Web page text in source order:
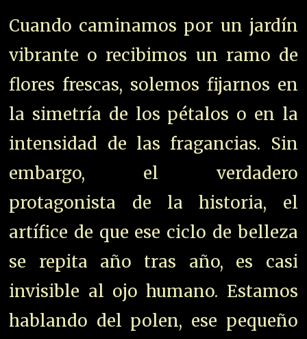
Cuando caminamos por un jardín
vibrante o recibimos un ramo de
flores frescas, solemos fijarnos en
la simetría de los pétalos o en la
intensidad de las fragancias. Sin
embargo, el verdadero
protagonista de la historia, el
artífice de que ese ciclo de belleza
se repita año tras año, es casi
invisible al ojo humano. Estamos
hablando del polen, ese pequeño